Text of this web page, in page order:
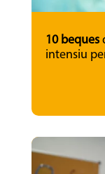
10 beques
intensiu